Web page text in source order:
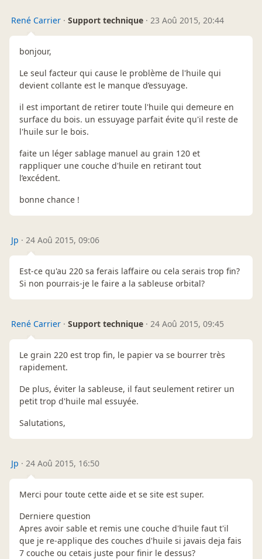
René Carrier · Support technique · 23 Aoû 2015, 20:44
bonjour,
Le seul facteur qui cause le problème de l'huile qui
devient collante est le manque d’essuyage.
il est important de retirer toute l'huile qui demeure en
surface du bois. un essuyage parfait évite qu'il reste de
l'huile sur le bois.
faite un léger sablage manuel au grain 120 et
rappliquer une couche d'huile en retirant tout
l’excédent.
bonne chance !
Jp · 24 Aoû 2015, 09:06
Est-ce qu'au 220 sa ferais laffaire ou cela serais trop fin?
Si non pourrais-je le faire a la sableuse orbital?
René Carrier · Support technique · 24 Aoû 2015, 09:45
Le grain 220 est trop fin, le papier va se bourrer très
rapidement.
De plus, éviter la sableuse, il faut seulement retirer un
petit trop d'huile mal essuyée.
Salutations,
Jp · 24 Aoû 2015, 16:50
Merci pour toute cette aide et se site est super.
Derniere question
Apres avoir sable et remis une couche d'huile faut t'il
que je re-applique des couches d'huile si javais deja fais
7 couche ou cetais juste pour finir le dessus?